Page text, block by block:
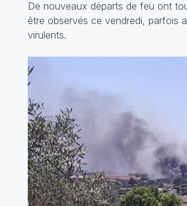
De nouveaux départs de feu ont
être observés ce vendredi, parfois
virulents.